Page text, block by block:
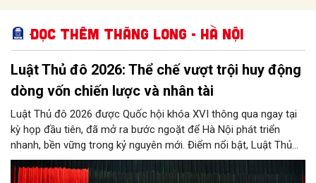
Đọc thêm Thăng Long - Hà Nội
Luật Thủ đô 2026: Thể chế vượt trội huy động
dòng vốn chiến lược và nhân tài
Luật Thủ đô 2026 được Quốc hội khóa XVI thông qua ngay tại
kỳ họp đầu tiên, đã mở ra bước ngoặt để Hà Nội phát triển
nhanh, bền vững trong kỷ nguyên mới. Điểm nổi bật, Luật Thủ
đô 2026 đã “cởi trói”, trao cho Hà Nội khung thể chế đặc thù,
vượt trội để bứt phá, trong đó có việc “trải thảm đỏ” thu hút